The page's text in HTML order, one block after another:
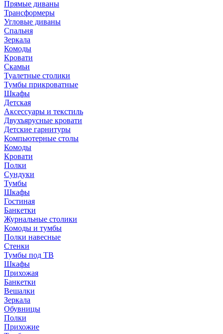
Прямые диваны
Трансформеры
Угловые диваны
Спальня
Зеркала
Комоды
Кровати
Скамьи
Туалетные столики
Тумбы прикроватные
Шкафы
Детская
Аксессуары и текстиль
Двухъярусные кровати
Детские гарнитуры
Компьютерные столы
Комоды
Кровати
Полки
Сундуки
Тумбы
Шкафы
Гостиная
Банкетки
Журнальные столики
Комоды и тумбы
Полки навесные
Стенки
Тумбы под ТВ
Шкафы
Прихожая
Банкетки
Вешалки
Зеркала
Обувницы
Полки
Прихожие